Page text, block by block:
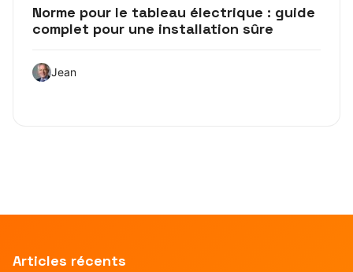
Norme pour le tableau électrique : guide
complet pour une installation sûre
Jean
Articles récents